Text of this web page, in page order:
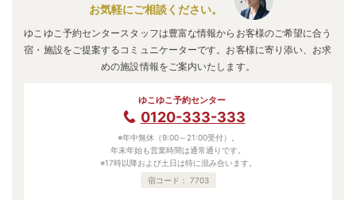
お気軽にご相談ください。
ゆこゆこ予約センタースタッフは豊富な情報からお客様のご希望に合う
宿・施設をご提案するコミュニケーターです。お客様に寄り添い、お求
めの施設情報をご案内いたします。
ゆこゆこ予約センター
0120-333-333
※年中無休（9:00～21:00受付）。
年末年始も営業時間は通常通りです。
※17時以降および土日は特に混み合います。
宿コード： 7703